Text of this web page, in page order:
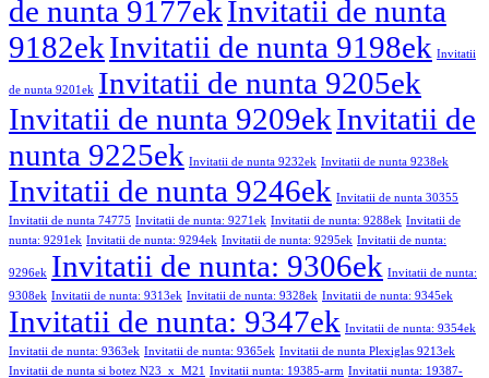
de nunta 9177ekInvitatii de nunta
9182ekInvitatii de nunta 9198ek Invitatii
de nunta 9201ek Invitatii de nunta 9205ek
Invitatii de nunta 9209ekInvitatii de
nunta 9225ek Invitatii de nunta 9232ek Invitatii de nunta 9238ek
Invitatii de nunta 9246ek Invitatii de nunta 30355
Invitatii de nunta 74775 Invitatii de nunta: 9271ek Invitatii de nunta: 9288ek Invitatii de
nunta: 9291ek Invitatii de nunta: 9294ek Invitatii de nunta: 9295ek Invitatii de nunta:
9296ek Invitatii de nunta: 9306ek Invitatii de nunta:
9308ek Invitatii de nunta: 9313ek Invitatii de nunta: 9328ek Invitatii de nunta: 9345ek
Invitatii de nunta: 9347ek Invitatii de nunta: 9354ek
Invitatii de nunta: 9363ek Invitatii de nunta: 9365ek Invitatii de nunta Plexiglas 9213ek
Invitatii de nunta si botez N23_x_M21
Invitatii nunta: 19385-arm Invitatii nunta: 19387-